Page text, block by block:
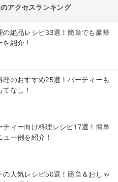
アクセスランキング
の絶品レシピ33選！簡単でも豪華
紹介！
理のおすすめ25選！パーティーも
なし！
ティー向け料理レシピ17選！簡単
ー例を紹介！
の人気レシピ50選！簡単＆おしゃ